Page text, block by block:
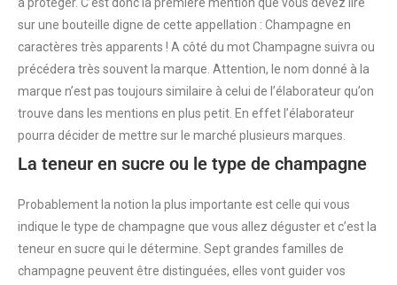
sur une bouteille digne de cette appellation : Champagne en
caractères très apparents ! A côté du mot Champagne suivra ou
précédera très souvent la marque. Attention, le nom donné à la
marque n’est pas toujours similaire à celui de l’élaborateur qu’on
trouve dans les mentions en plus petit. En effet l’élaborateur
pourra décider de mettre sur le marché plusieurs marques.
La teneur en sucre ou le type de champagne
Probablement la notion la plus importante est celle qui vous
indique le type de champagne que vous allez déguster et c’est la
teneur en sucre qui le détermine. Sept grandes familles de
champagne peuvent être distinguées, elles vont guider vos